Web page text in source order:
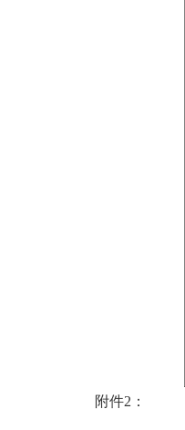
附件2：